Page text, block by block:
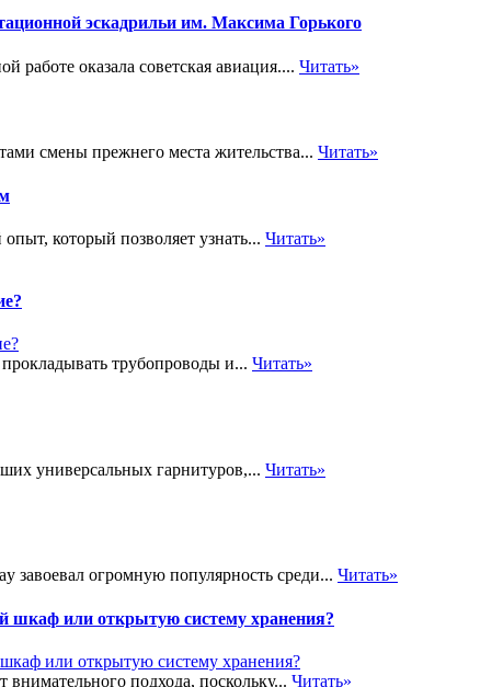
эскадрильи им. Максима Горького
работе оказала советская авиация.... Читать»
смены прежнего места жительства... Читать»
который позволяет узнать... Читать»
трубопроводы и... Читать»
универсальных гарнитуров,... Читать»
завоевал огромную популярность среди... Читать»
шкаф или открытую систему хранения?
внимательного подхода, поскольку... Читать»